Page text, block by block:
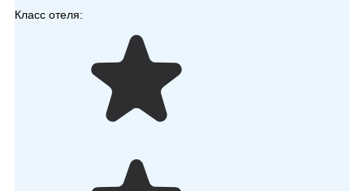
Класс отеля: